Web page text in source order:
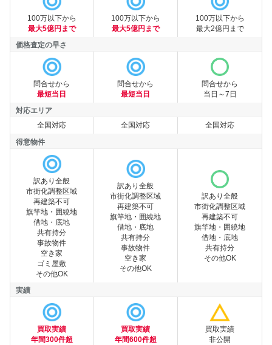
買取可能額
価格査定の早さ
価格査定の早さ
対応エリア
対応エリア
得意物件
得意物件
実績
100万以下から
最大5億円まで
問合せから
最短当日
全国対応
訳あり全般
市街化調整区域
再建築不可
旗竿地・囲繞地
借地・底地
共有持分
事故物件
空き家
ゴミ屋敷
その他OK
買取実績
年間300件超
100万以下から
最大5億円まで
問合せから
最短当日
全国対応
訳あり全般
市街化調整区域
再建築不可
旗竿地・囲繞地
借地・底地
共有持分
事故物件
空き家
その他OK
買取実績
年間600件超
100万以下から
最大2億円まで
問合せから
当日～7日
全国対応
訳あり全般
市街化調整区域
再建築不可
旗竿地・囲繞地
借地・底地
共有持分
その他OK
買取実績
非公開